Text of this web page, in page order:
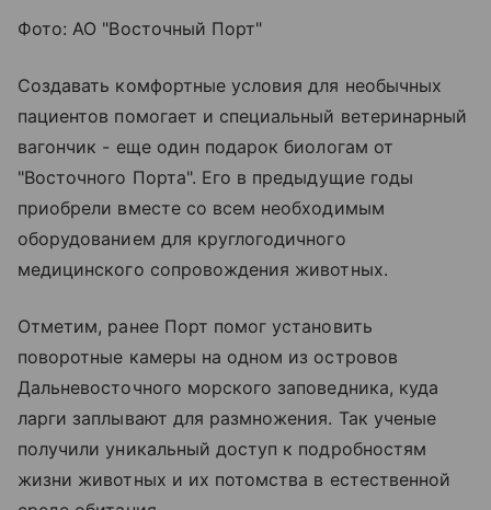
Фото: АО "Восточный Порт"
Создавать комфортные условия для необычных
пациентов помогает и специальный ветеринарный
вагончик - еще один подарок биологам от
"Восточного Порта". Его в предыдущие годы
приобрели вместе со всем необходимым
оборудованием для круглогодичного
медицинского сопровождения животных.
Отметим, ранее Порт помог установить
поворотные камеры на одном из островов
Дальневосточного морского заповедника, куда
ларги заплывают для размножения. Так ученые
получили уникальный доступ к подробностям
жизни животных и их потомства в естественной